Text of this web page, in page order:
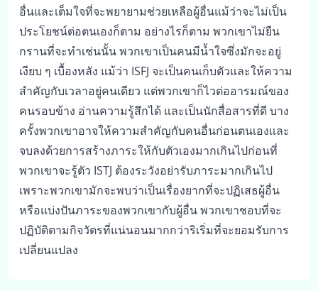
อื่นและเต็มใจที่จะพยายามช่วยเหลือผู้อื่นแม้ว่าจะไม่เป็น
ประโยชน์ต่อตนเองก็ตาม อย่างไรก็ตาม พวกเขาไม่ยืน
กรานที่จะทำเช่นนั้น พวกเขาเป็นคนมีน้ำใจซึ่งมักจะอยู่
เงียบ ๆ เบื้องหลัง แม้ว่า ISFJ จะเป็นคนเก็บตัวและให้ความ
สำคัญกับเวลาอยู่คนเดียว แต่พวกเขาก็ไวต่ออารมณ์ของ
คนรอบข้าง อ่านความรู้สึกได้ และเป็นนักสื่อสารที่ดี บาง
ครั้งพวกเขาอาจให้ความสำคัญกับคนอื่นก่อนตนเองและ
จบลงด้วยการสร้างภาระให้กับตัวเองมากเกินไปก่อนที่
พวกเขาจะรู้ตัว ISTJ ต้องระวังอย่ารับภาระมากเกินไป
เพราะพวกเขามักจะพบว่าเป็นเรื่องยากที่จะปฏิเสธผู้อื่น
หรือแบ่งปันภาระของพวกเขากับผู้อื่น พวกเขาชอบที่จะ
ปฏิบัติตามกิจวัตรที่แน่นอนมากกว่าริเริ่มที่จะยอมรับการ
เปลี่ยนแปลง